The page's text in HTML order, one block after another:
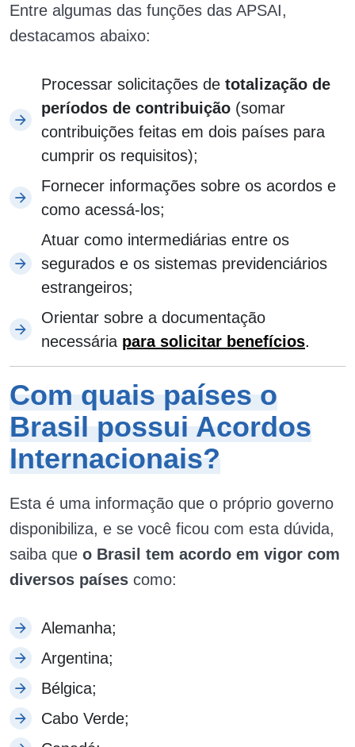
Entre algumas das funções das APSAI,
destacamos abaixo:
Processar solicitações de totalização de
períodos de contribuição (somar
contribuições feitas em dois países para
cumprir os requisitos);
Fornecer informações sobre os acordos e
como acessá-los;
Atuar como intermediárias entre os
segurados e os sistemas previdenciários
estrangeiros;
Orientar sobre a documentação
necessária para solicitar benefícios.
Com quais países o
Brasil possui Acordos
Internacionais?
Esta é uma informação que o próprio governo
disponibiliza, e se você ficou com esta dúvida,
saiba que o Brasil tem acordo em vigor com
diversos países como:
Alemanha;
Argentina;
Bélgica;
Cabo Verde;